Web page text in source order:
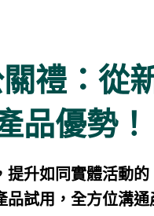
禮：從
品優勢！
升如同實體活動
品試用，全方位溝